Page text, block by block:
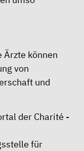
Ärzte können
von
und
der Charité -
für